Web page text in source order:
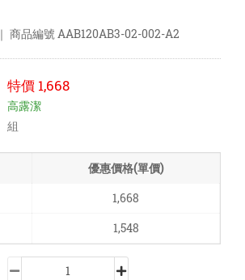
｜ 商品編號AAB120AB3-02-002-A2
特價 1,668
高露潔
組
優惠價格(單價)
1,668
1,548